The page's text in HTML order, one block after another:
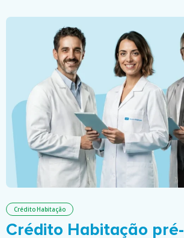
Crédito Habitação
Crédito Habitação pré-